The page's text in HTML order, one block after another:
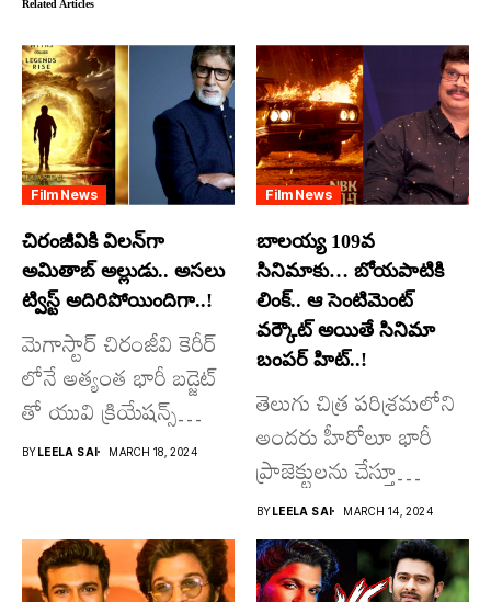
Related Articles
Film News
చిరంజీవికి విలన్‌గా
అమితాబ్ అల్లుడు.. అసలు
ట్విస్ట్ అదిరిపోయిందిగా..!
మెగాస్టార్ చిరంజీవి కెరీర్
లోనే అత్యంత భారీ బడ్జెట్
తో యువి క్రియేషన్స్
రూపొందిస్తున్న
BYLEELA SAI MARCH 18, 2024
Film News
బాలయ్య 109వ
సినిమాకు… బోయపాటికి
లింక్.. ఆ సెంటిమెంట్
వర్కౌట్ అయితే సినిమా
బంపర్ హిట్..!
తెలుగు చిత్ర పరిశ్రమలోని
అందరు హీరోలూ భారీ
ప్రాజెక్టులను చేస్తూ
దూసుకుపోతోన్నారు.
అందులో కొందరు
మాత్రమే...
BYLEELA SAI MARCH 14, 2024